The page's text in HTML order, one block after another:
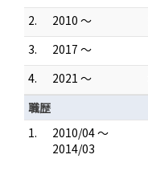
2.
2010 ～
3.
2017 ～
4.
2021 ～
職歴
1.
2010/04 ～
2014/03